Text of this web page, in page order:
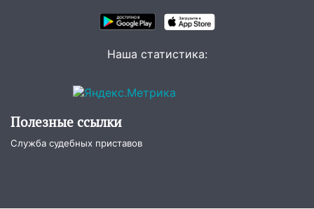
Ульяновский алиментщик накопил
120 тысяч долга
Снят режим «Ракетная
области
2027 года импорт, выпуск и обращение
бензина Евро 2, Евро 3, Евро 4
Наша статистика:
Полезные ссылки
Служба судебных приставов